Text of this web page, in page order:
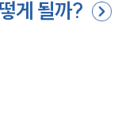
게 될까?